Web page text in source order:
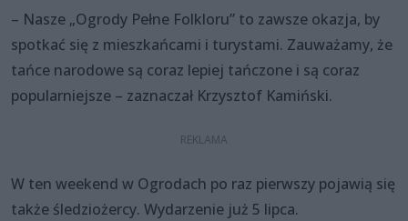
– Nasze „Ogrody Pełne Folkloru” to zawsze okazja, by
spotkać się z mieszkańcami i turystami. Zauważamy, że
tańce narodowe są coraz lepiej tańczone i są coraz
popularniejsze – zaznaczał Krzysztof Kamiński.
W ten weekend w Ogrodach po raz pierwszy pojawią się
także śledziożercy. Wydarzenie już 5 lipca.